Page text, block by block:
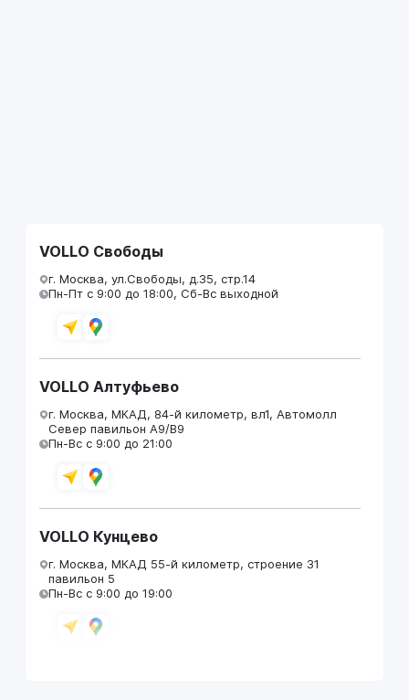
VOLLO Свободы
г. Москва, ул.Свободы, д.35, стр.14
Пн-Пт с 9:00 до 18:00, Сб-Вс выходной
VOLLO Алтуфьево
г. Москва, МКАД, 84-й километр, вл1, Автомолл
Север павильон А9/В9
Пн-Вс с 9:00 до 21:00
VOLLO Кунцево
г. Москва, МКАД 55-й километр, строение 31
павильон 5
Пн-Вс с 9:00 до 19:00